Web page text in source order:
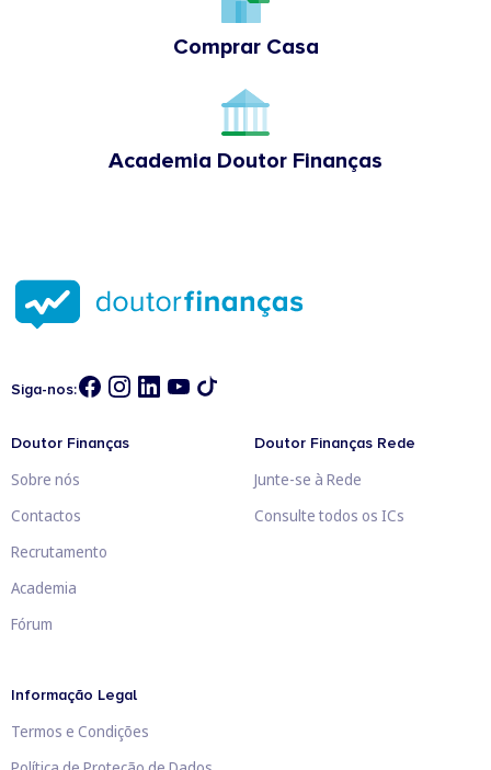
Comprar Casa
Academia Doutor Finanças
Siga-nos:
Doutor Finanças
Sobre nós
Contactos
Recrutamento
Academia
Fórum
Doutor Finanças Rede
Junte-se à Rede
Consulte todos os ICs
Informação Legal
Termos e Condições